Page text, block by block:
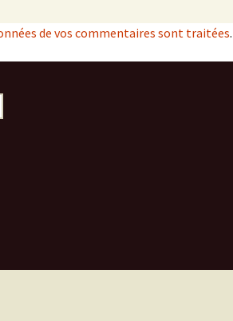
de vos commentaires sont traitées.